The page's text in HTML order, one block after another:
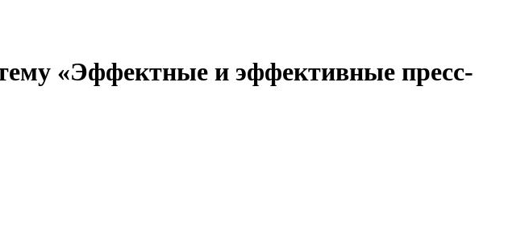
«Эффектные и эффективные пресс-